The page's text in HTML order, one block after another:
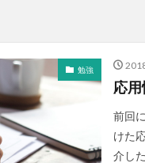
勉強
応
前回
けた
介し